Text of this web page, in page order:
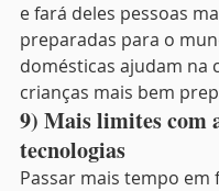
e fará deles pessoas
preparadas para o
domésticas ajudam na
crianças mais bem
9) Mais limites com
tecnologias
Passar mais tempo em